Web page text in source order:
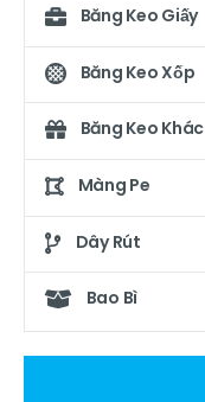
Băng Keo Giấy
Băng Keo Xốp
Băng Keo Khác
Màng Pe
Dây Rút
Bao Bì